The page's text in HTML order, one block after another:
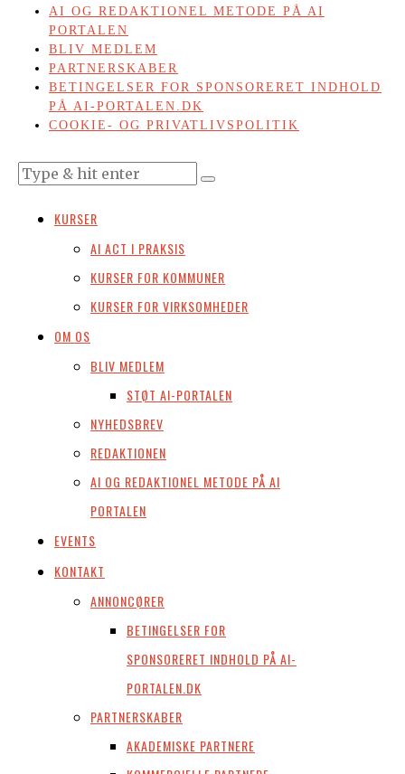
AI OG REDAKTIONEL METODE PÅ AI
PORTALEN
BLIV MEDLEM
PARTNERSKABER
BETINGELSER FOR SPONSORERET INDHOLD
PÅ AI-PORTALEN.DK
COOKIE- OG PRIVATLIVSPOLITIK
KURSER
AI ACT I PRAKSIS
KURSER FOR KOMMUNER
KURSER FOR VIRKSOMHEDER
OM OS
BLIV MEDLEM
STØT AI-PORTALEN
NYHEDSBREV
REDAKTIONEN
AI OG REDAKTIONEL METODE PÅ AI
PORTALEN
EVENTS
KONTAKT
ANNONCØRER
BETINGELSER FOR
SPONSORERET INDHOLD PÅ AI-
PORTALEN.DK
PARTNERSKABER
AKADEMISKE PARTNERE